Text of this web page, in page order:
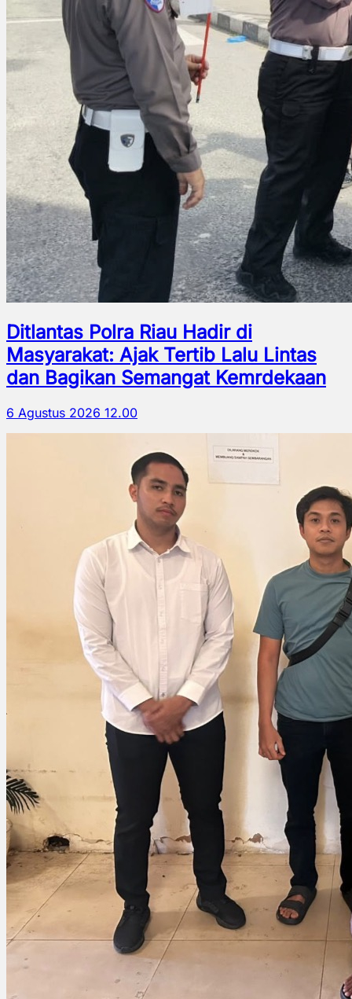
Ditlantas Polra Riau Hadir di
Masyarakat: Ajak Tertib Lalu Lintas
dan Bagikan Semangat Kemrdekaan
6 Agustus 2026 12.00